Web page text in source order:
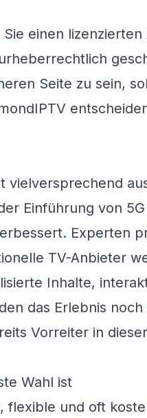
einen
Seite zu sein,
vielversprechend
Einführung von
Experten
TV-Anbieter
Inhalte,
das Erlebnis
Vorreiter in
Wahl ist
flexible und oft